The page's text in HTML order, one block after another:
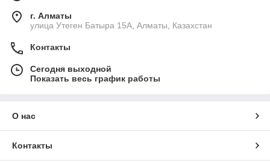
г. Алматы
улица Утеген Батыра 15А, Алматы, Казахстан
Контакты
Сегодня выходной
Показать весь график работы
О нас
Контакты